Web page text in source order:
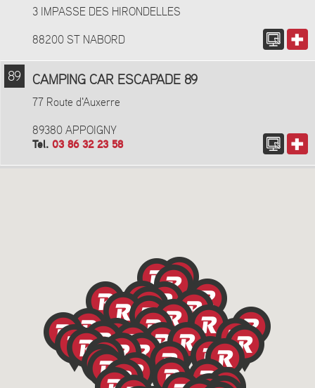
3 IMPASSE DES HIRONDELLES
88200 ST NABORD
89 CAMPING CAR ESCAPADE 89
77 Route d'Auxerre
89380 APPOIGNY
Tel. 03 86 32 23 58